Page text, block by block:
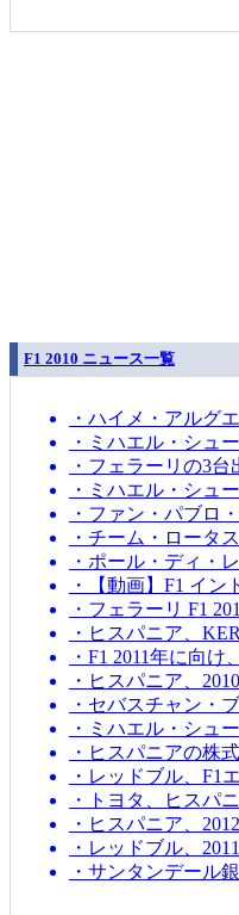
F1 2010 ニュース一覧
・ハイメ・アルグ
・ミハエル・シュ
・フェラーリの3
・ミハエル・シュ
・ファン・パブロ
・チーム・ロータ
・ポール・ディ・
・【動画】F1 イン
・フェラーリ F1
・ヒスパニア、
・F1 2011年に向
・ヒスパニア、
・セバスチャン・
・ミハエル・シュ
・ヒスパニアの株
・レッドブル、F1
・トヨタ、ヒスパ
・ヒスパニア、
・レッドブル、
・サンタンデール